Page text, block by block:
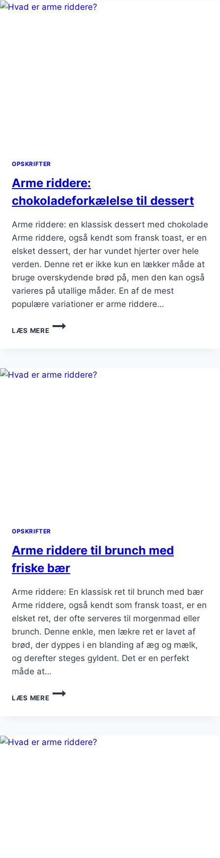
OPSKRIFTER
Arme riddere:
chokoladeforkælelse til dessert
Arme riddere: en klassisk dessert med chokolade
Arme riddere, også kendt som fransk toast, er en
elsket dessert, der har vundet hjerter over hele
verden. Denne ret er ikke kun en lækker måde at
bruge overskydende brød på, men den kan også
varieres på utallige måder. En af de mest
populære variationer er arme riddere…
LÆS MERE
ARME
RIDDERE:
OPSKRIFTER
Arme riddere til brunch med
friske bær
Arme riddere: En klassisk ret til brunch med bær
Arme riddere, også kendt som fransk toast, er en
elsket ret, der ofte serveres til morgenmad eller
brunch. Denne enkle, men lækre ret er lavet af
brød, der dyppes i en blanding af æg og mælk,
og derefter steges gyldent. Det er en perfekt
måde at…
LÆS MERE
ARME
RIDDERE
FRISKE